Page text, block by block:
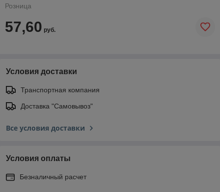
Розница
57,60 руб.
Условия доставки
Транспортная компания
Доставка "Самовывоз"
Все условия доставки
Условия оплаты
Безналичный расчет